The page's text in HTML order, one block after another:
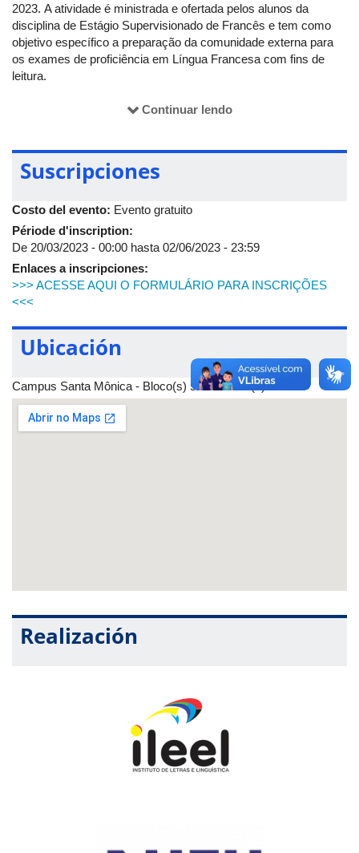
2023. A atividade é ministrada e ofertada pelos alunos da
disciplina de Estágio Supervisionado de Francês e tem como
objetivo específico a preparação da comunidade externa para
os exames de proficiência em Língua Francesa com fins de
leitura.
desejam realizar este tipo de avaliação. As aulas
21h30, e em três sábados - dias 29/4, 20/5 e 3/6 -, das 10h30
às 12h30. A carga horário total do curso é de 30 horas.
WhatsApp - (17) 99844-9656 - ou no
sofia.medina@ufu.br.
Continuar lendo
Suscripciones
Costo del evento: Evento gratuito
Période d'inscription:
De 20/03/2023 - 00:00 hasta 02/06/2023 - 23:59
Enlaces a inscripciones:
>>> ACESSE AQUI O FORMULÁRIO PARA INSCRIÇÕES
<<<
Ubicación
Campus Santa Mônica - Bloco(s) 5O-A - Sala(s) 314
Realización